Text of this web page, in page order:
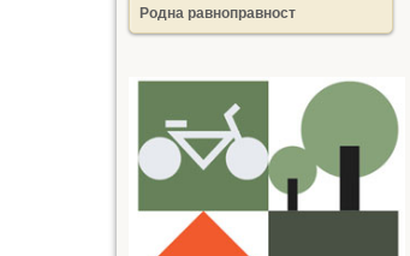
Родна равноправност